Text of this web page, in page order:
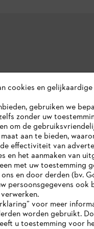
STIHL
cookies en gelijkaardige
gebruiken we
zonder uw
om de
aan te bieden,
effectiviteit van
en het aanmaken van
met uw toestemming
en door derden (bv.
persoonsgegevens ook
voor meer
worden gebruikt.
u toestemming voor